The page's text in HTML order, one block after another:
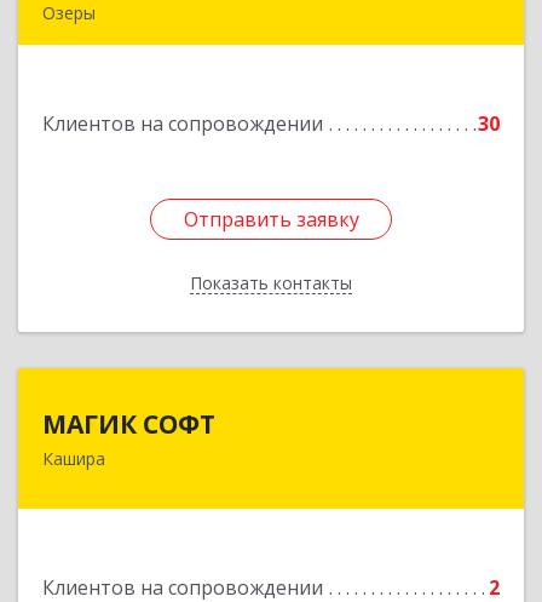
Озеры
Клиентов на сопровождении 30
Отправить заявку
Показать контакты
Подробнее
Отправить заявку
Назад
МАГИК СОФТ
Кашира
Клиентов на сопровождении 2